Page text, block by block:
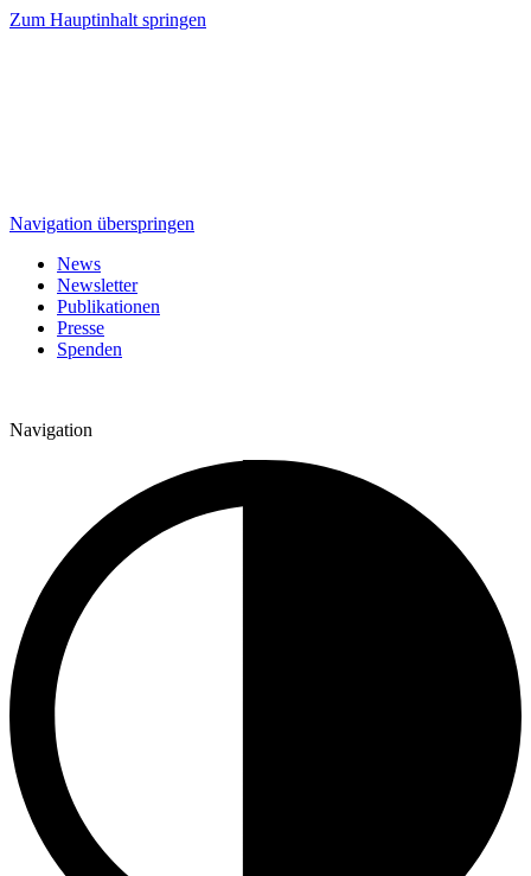
Zum Hauptinhalt springen
Navigation überspringen
News
Newsletter
Publikationen
Presse
Spenden
Navigation